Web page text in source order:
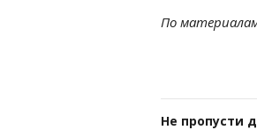
По
Не пропусти